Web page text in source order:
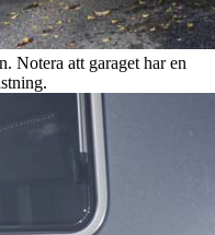
Notera att garaget har en